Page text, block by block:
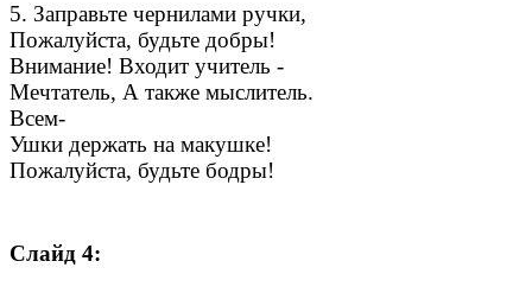
5. Заправьте чернилами ручки,
Пожалуйста, будьте добры!
Внимание! Входит учитель -
Мечтатель, А также мыслитель.
Всем-
Ушки держать на макушке!
Пожалуйста, будьте бодры!
Слайд 4: